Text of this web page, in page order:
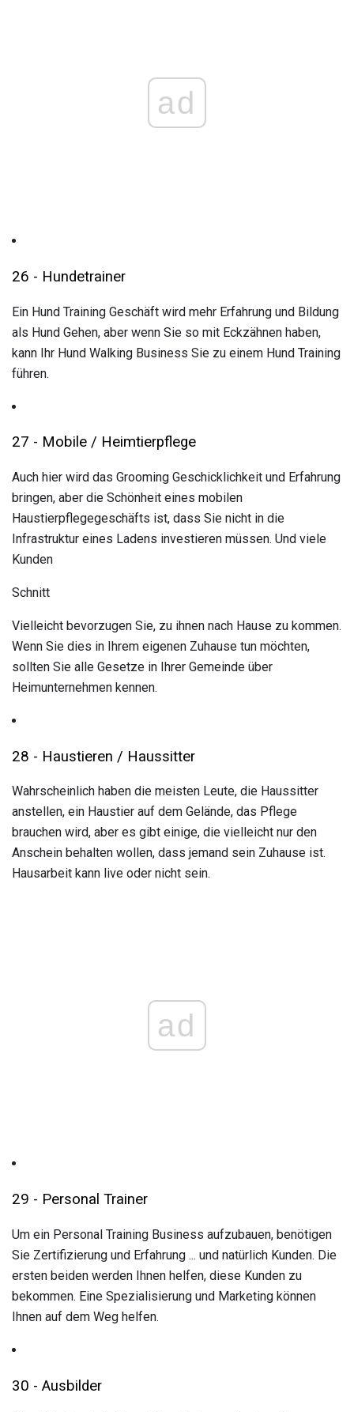
ad
26 - Hundetrainer
Ein Hund Training Geschäft wird mehr Erfahrung und Bildung
als Hund Gehen, aber wenn Sie so mit Eckzähnen haben,
kann Ihr Hund Walking Business Sie zu einem Hund Training
führen.
27 - Mobile / Heimtierpflege
Auch hier wird das Grooming Geschicklichkeit und Erfahrung
bringen, aber die Schönheit eines mobilen
Haustierpflegegeschäfts ist, dass Sie nicht in die
Infrastruktur eines Ladens investieren müssen. Und viele
Kunden
Schnitt
Vielleicht bevorzugen Sie, zu ihnen nach Hause zu kommen.
Wenn Sie dies in Ihrem eigenen Zuhause tun möchten,
sollten Sie alle Gesetze in Ihrer Gemeinde über
Heimunternehmen kennen.
28 - Haustieren / Haussitter
Wahrscheinlich haben die meisten Leute, die Haussitter
anstellen, ein Haustier auf dem Gelände, das Pflege
brauchen wird, aber es gibt einige, die vielleicht nur den
Anschein behalten wollen, dass jemand sein Zuhause ist.
Hausarbeit kann live oder nicht sein.
ad
29 - Personal Trainer
Um ein Personal Training Business aufzubauen, benötigen
Sie Zertifizierung und Erfahrung ... und natürlich Kunden. Die
ersten beiden werden Ihnen helfen, diese Kunden zu
bekommen. Eine Spezialisierung und Marketing können
Ihnen auf dem Weg helfen.
30 - Ausbilder